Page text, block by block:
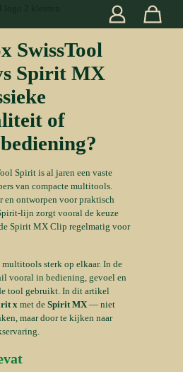
SwissTool
Spirit MX
of
Spirit is al jaren een vaste
van compacte multitools.
en ontworpen voor praktisch
lijn zorgt vooral de keuze
Spirit MX Clip regelmatig voor
sterk op elkaar. In de
vooral in bediening, gevoel en
tool gebruikt. In dit artikel
x met de Spirit MX— niet
maar door te kijken naar